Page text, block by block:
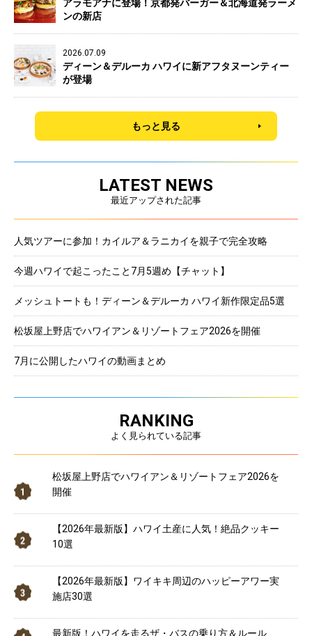
アラモアナに登場！京都発バーガー＆北海道発ラーメ
ンの新店
2026.07.09
ディーン＆デルーカ ハワイに新アフタヌーンティー
が登場
もっと見る
LATEST NEWS
最近アップされた記事
人気ツアーに参加！カイルア＆ラニカイを親子で完全攻略
今週ハワイで起こったこと7月5週め【チャット】
メッシュトートも！ディーン＆デルーカ ハワイ新作限定品5選
松坂屋上野店でハワイアン＆リゾートフェア2026を開催
7月に公開したハワイの動画まとめ
RANKING
よく見られている記事
松坂屋上野店でハワイアン＆リゾートフェア2026を
開催
【2026年最新版】ハワイ土産に人気！絶品クッキー
10選
【2026年最新版】ワイキキ周辺のハッピーアワー実
施店30選
最新版！ハワイを走るザ・バスの乗り方＆ルール